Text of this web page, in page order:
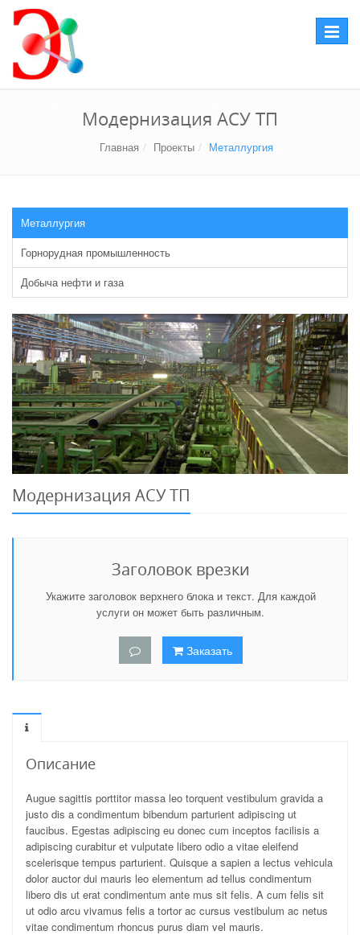
Модернизация АСУ ТП
Главная Проекты Металлургия
Металлургия
Горнорудная промышленность
Добыча нефти и газа
Модернизация АСУ ТП
Заголовок врезки
Укажите заголовок верхнего блока и текст. Для каждой
услуги он может быть различным.
Заказать
Описание
Augue sagittis porttitor massa leo torquent vestibulum gravida a
justo dis a condimentum bibendum parturient adipiscing ut
faucibus. Egestas adipiscing eu donec cum inceptos facilisis a
adipiscing curabitur et vulputate libero odio a vitae eleifend
scelerisque tempus parturient. Quisque a sapien a lectus vehicula
dolor auctor dui mauris leo elementum ad tellus condimentum
libero dis ut erat condimentum ante mus sit felis. A cum felis sit
ut odio arcu vivamus felis a tortor ac cursus vestibulum ac netus
vitae condimentum rhoncus purus diam vel mauris.